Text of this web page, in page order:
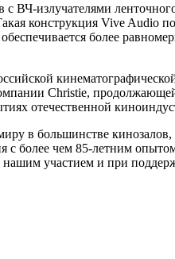
ВЧ-излучателями
конструкция Vive Audio
более
Christie,
отечественной
в большинстве
с более чем 85-летним
участием и при